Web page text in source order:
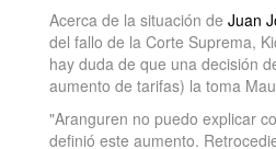
Acerca de la situación de Juan
del fallo de la Corte Suprema,
hay duda de que una decisión
aumento de tarifas) la toma
"Aranguren no puedo explicar
definió este aumento.